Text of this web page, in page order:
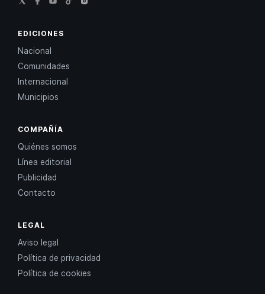
EDICIONES
Nacional
Comunidades
Internacional
Municipios
COMPAÑÍA
Quiénes somos
Línea editorial
Publicidad
Contacto
LEGAL
Aviso legal
Política de privacidad
Política de cookies